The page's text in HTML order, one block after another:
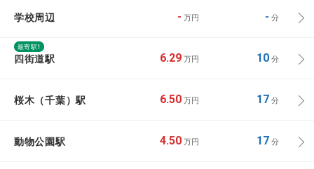
学校周辺 - 万円 - 分
最寄駅1
四街道駅 6.29 万円 10分
桜木（千葉）駅 6.50 万円 17分
動物公園駅 4.50 万円 17分